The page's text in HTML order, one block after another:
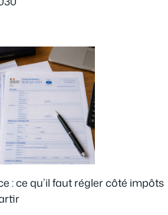
: ce qu’il faut régler côté impôts